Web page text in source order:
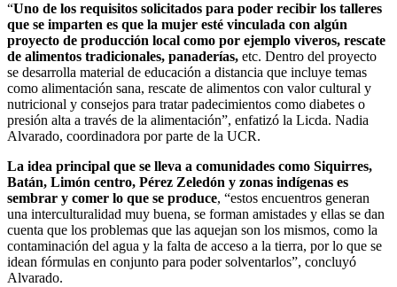
“Uno de los requisitos solicitados para poder recibir los talleres
que se imparten es que la mujer esté vinculada con algún
proyecto de producción local como por ejemplo viveros, rescate
de alimentos tradicionales, panaderías, etc. Dentro del proyecto
se desarrolla material de educación a distancia que incluye temas
como alimentación sana, rescate de alimentos con valor cultural y
nutricional y consejos para tratar padecimientos como diabetes o
presión alta a través de la alimentación”, enfatizó la Licda. Nadia
Alvarado, coordinadora por parte de la UCR.
La idea principal que se lleva a comunidades como Siquirres,
Batán, Limón centro, Pérez Zeledón y zonas indígenas es
sembrar y comer lo que se produce, “estos encuentros generan
una interculturalidad muy buena, se forman amistades y ellas se dan
cuenta que los problemas que las aquejan son los mismos, como la
contaminación del agua y la falta de acceso a la tierra, por lo que se
idean fórmulas en conjunto para poder solventarlos”, concluyó
Alvarado.